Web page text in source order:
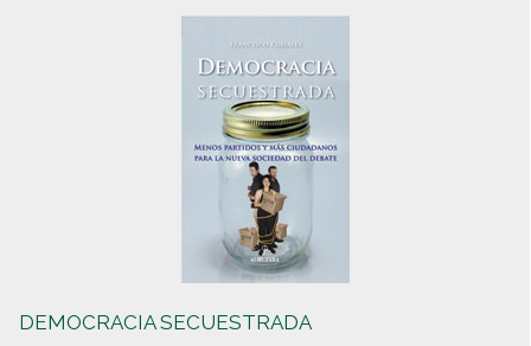
DEMOCRACIA SECUESTRADA